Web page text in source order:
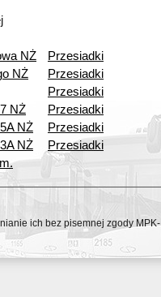
NŻ
Przesiadki
NŻ
Przesiadki
Przesiadki
NŻ
Przesiadki
NŻ
Przesiadki
NŻ
Przesiadki
ich bez pisemnej zgody MPK-